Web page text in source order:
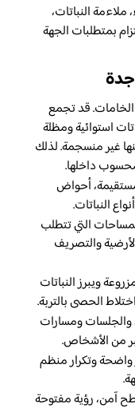
النباتات،
بمتطلبات الجهة
الخامات. قد تجمع
استوائية ومظلة
غير منسجمة. لذلك
داخلها.
أحواض
النباتات.
التي تتطلب
والتصريف
ويبرز النباتات
الحصى بالتربة.
والجلسات ومسارات
من الأشخاص.
وتكرار منظم
آمن، رؤية مفتوحة